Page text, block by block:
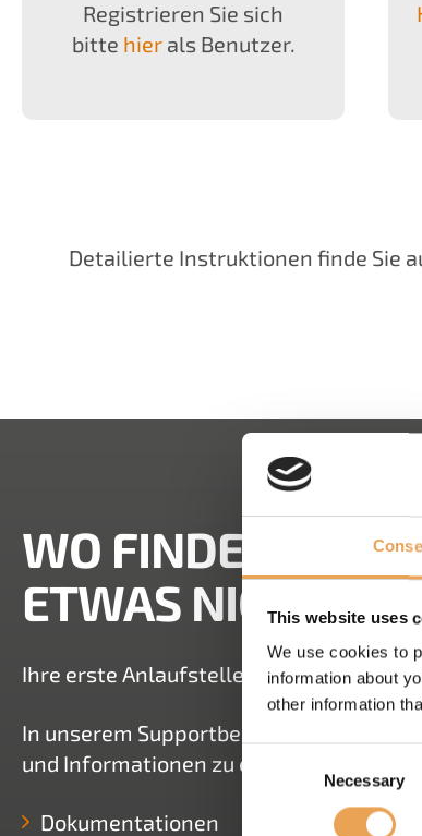
This website uses
We use cookies to
information about
other information
Necessary
Registrieren Sie sich
bitte hierals Benutzer.
Detailierte Instruktionen finde Sie
WO FINDE ICH
ETWAS NICHT
Ihre erste Anlaufstelle ist immer Ihr
In unserem Supportbereich haben Sie
und Informationen zu erhalten:
Dokumentationen